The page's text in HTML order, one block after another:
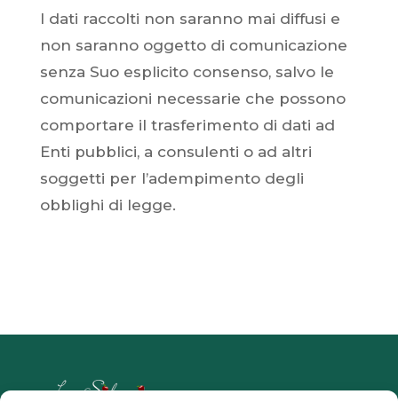
I dati raccolti non saranno mai diffusi e
non saranno oggetto di comunicazione
senza Suo esplicito consenso, salvo le
comunicazioni necessarie che possono
comportare il trasferimento di dati ad
Enti pubblici, a consulenti o ad altri
soggetti per l’adempimento degli
obblighi di legge.